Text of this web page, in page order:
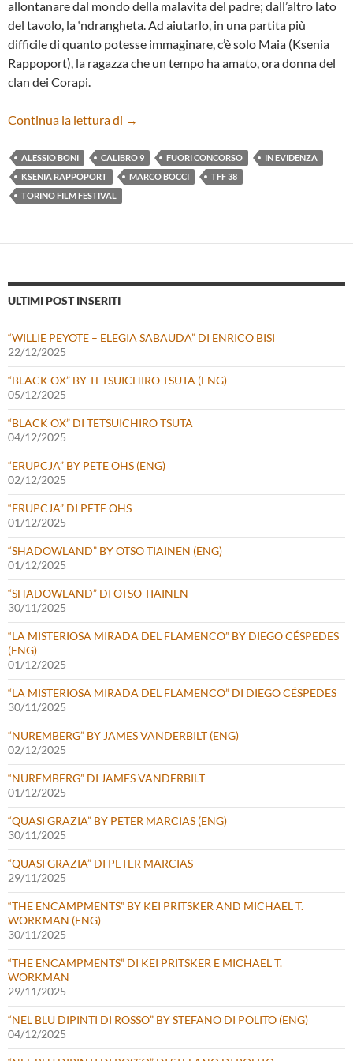
allontanare dal mondo della malavita del padre; dall’altro lato
del tavolo, la ‘ndrangheta. Ad aiutarlo, in una partita più
difficile di quanto potesse immaginare, c’è solo Maia (Ksenia
Rappoport), la ragazza che un tempo ha amato, ora donna del
clan dei Corapi.
Continua la lettura di “CALIBRO 9” DI TONI D’ANGELO
→
ALESSIO BONI CALIBRO 9 FUORI CONCORSO
IN EVIDENZA
KSENIA RAPPOPORT
MARCO BOCCI
TFF 38
TORINO FILM FESTIVAL
ULTIMI POST INSERITI
“WILLIE PEYOTE – ELEGIA SABAUDA” DI ENRICO BISI
22/12/2025
“BLACK OX” BY TETSUICHIRO TSUTA (ENG)
05/12/2025
“BLACK OX” DI TETSUICHIRO TSUTA
04/12/2025
“ERUPCJA” BY PETE OHS (ENG)
02/12/2025
“ERUPCJA” DI PETE OHS
01/12/2025
“SHADOWLAND” BY OTSO TIAINEN (ENG)
01/12/2025
“SHADOWLAND” DI OTSO TIAINEN
30/11/2025
“LA MISTERIOSA MIRADA DEL FLAMENCO” BY DIEGO CÉSPEDES
(ENG)
01/12/2025
“LA MISTERIOSA MIRADA DEL FLAMENCO” DI DIEGO CÉSPEDES
30/11/2025
“NUREMBERG” BY JAMES VANDERBILT (ENG)
02/12/2025
“NUREMBERG” DI JAMES VANDERBILT
01/12/2025
“QUASI GRAZIA” BY PETER MARCIAS (ENG)
30/11/2025
“QUASI GRAZIA” DI PETER MARCIAS
29/11/2025
“THE ENCAMPMENTS” BY KEI PRITSKER AND MICHAEL T.
WORKMAN (ENG)
30/11/2025
“THE ENCAMPMENTS” DI KEI PRITSKER E MICHAEL T.
WORKMAN
29/11/2025
“NEL BLU DIPINTI DI ROSSO” BY STEFANO DI POLITO (ENG)
04/12/2025